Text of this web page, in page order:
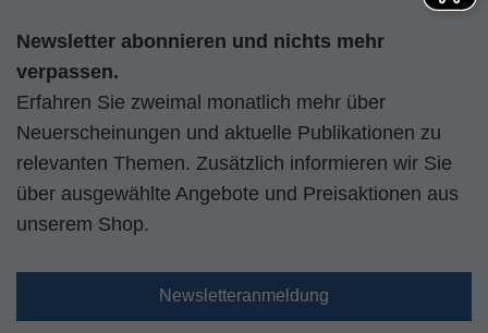
Newsletter abonnieren und nichts mehr
verpassen.
Erfahren Sie zweimal monatlich mehr über
Neuerscheinungen und aktuelle Publikationen zu
relevanten Themen. Zusätzlich informieren wir Sie
über ausgewählte Angebote und Preisaktionen aus
unserem Shop.
Newsletteranmeldung